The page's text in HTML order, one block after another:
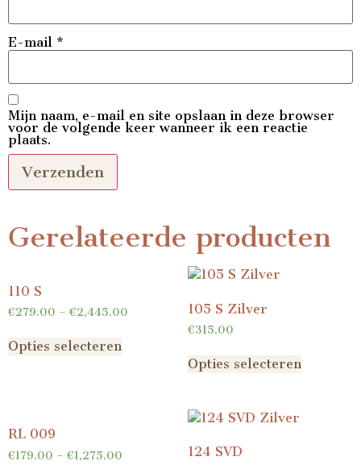
E-mail *
Mijn naam, e-mail en site opslaan in deze browser
voor de volgende keer wanneer ik een reactie
plaats.
Gerelateerde producten
110 S
€279.00 – €2,445.00
Opties selecteren
105 S Zilver
€315.00
Opties selecteren
RL 009
€179.00 – €1,275.00 124 SVD